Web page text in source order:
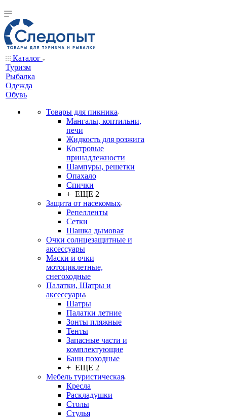
Каталог
Туризм
Рыбалка
Одежда
Обувь
Товары для пикника
Мангалы, коптильни,
печи
Жидкость для розжига
Костровые
принадлежности
Шампуры, решетки
Опахало
Спички
+ ЕЩЕ 2
Защита от насекомых
Репелленты
Сетки
Шашка дымовая
Очки солнцезащитные и
аксессуары
Маски и очки
мотоциклетные,
снегоходные
Палатки, Шатры и
аксессуары
Шатры
Палатки летние
Зонты пляжные
Тенты
Запасные части и
комплектующие
Бани походные
+ ЕЩЕ 2
Мебель туристическая
Кресла
Раскладушки
Столы
Стулья